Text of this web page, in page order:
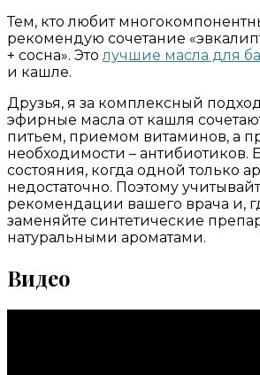
Тем, кто любит
рекомендую сочетание
+ сосна». Этолучшие масла для
и кашле.
Друзья, я за комплексный
эфирные масла от кашля
питьем, приемом витаминов, а
необходимости – антибиотиков.
состояния, когда одной только
недостаточно. Поэтому
рекомендации вашего врача и,
заменяйте синтетические
натуральными ароматами.
Видео